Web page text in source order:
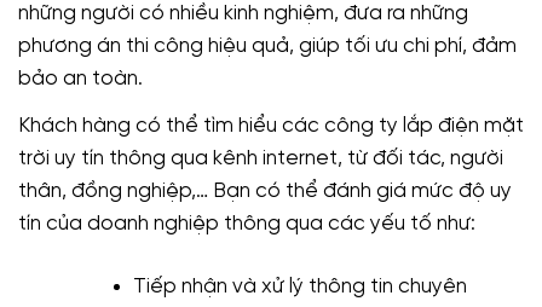
những người có nhiều kinh nghiệm, đưa ra những
phương án thi công hiệu quả, giúp tối ưu chi phí, đảm
bảo an toàn.
Khách hàng có thể tìm hiểu các công ty lắp điện mặt
trời uy tín thông qua kênh internet, từ đối tác, người
thân, đồng nghiệp,… Bạn có thể đánh giá mức độ uy
tín của doanh nghiệp thông qua các yếu tố như:
Tiếp nhận và xử lý thông tin chuyên